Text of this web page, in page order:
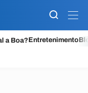
a Boa?Entretenimento